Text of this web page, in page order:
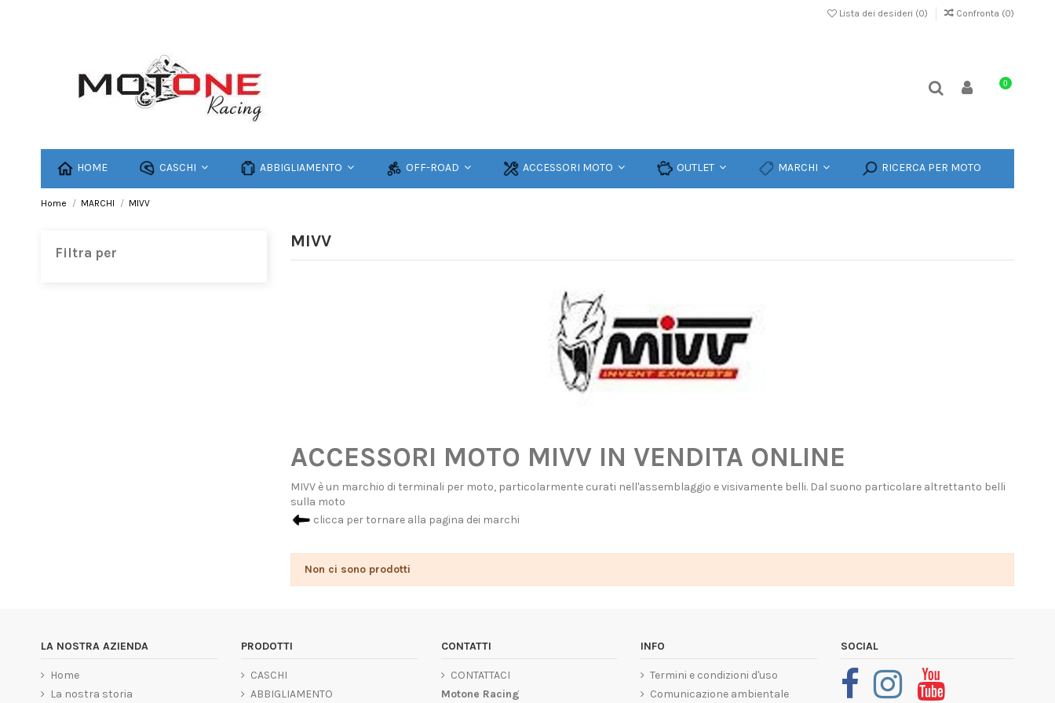
Lista dei desideri (0) Confronta (0)
0
HOME CASCHI ABBIGLIAMENTO OFF-ROAD ACCESSORI MOTO OUTLET MARCHI RICERCA PER MOTO
Home MARCHI MIVV
MIVV
ACCESSORI MOTO MIVV IN VENDITA ONLINE
MIVV è un marchio di terminali per moto, particolarmente curati nell'assemblaggio e visivamente belli. Dal suono particolare altrettanto belli
sulla moto
clicca per tornare alla pagina dei marchi
Non ci sono prodotti
Filtra per
LA NOSTRA AZIENDA
Home
La nostra storia
PRODOTTI
CASCHI
ABBIGLIAMENTO
CONTATTI
CONTATTACI
Motone Racing
INFO
Termini e condizioni d'uso
Comunicazione ambientale
SOCIAL